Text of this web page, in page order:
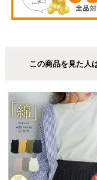
この商品を見た人